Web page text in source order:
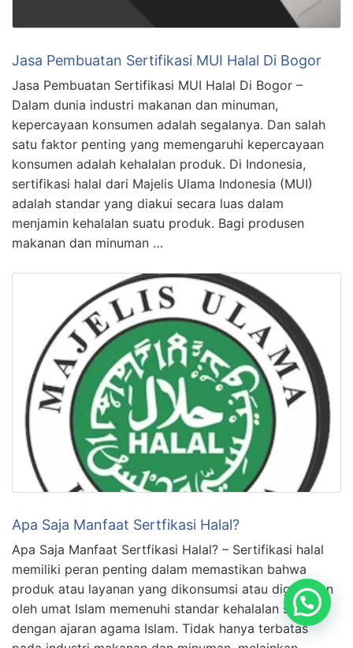
Jasa Pembuatan Sertifikasi MUI Halal Di Bogor
Jasa Pembuatan Sertifikasi MUI Halal Di Bogor –
Dalam dunia industri makanan dan minuman,
kepercayaan konsumen adalah segalanya. Dan salah
satu faktor penting yang memengaruhi kepercayaan
konsumen adalah kehalalan produk. Di Indonesia,
sertifikasi halal dari Majelis Ulama Indonesia (MUI)
adalah standar yang diakui secara luas dalam
menjamin kehalalan suatu produk. Bagi produsen
makanan dan minuman …
Apa Saja Manfaat Sertfikasi Halal?
Apa Saja Manfaat Sertfikasi Halal? – Sertifikasi halal
memiliki peran penting dalam memastikan bahwa
produk atau layanan yang dikonsumsi atau digunakan
oleh umat Islam memenuhi standar kehalalan sesuai
dengan ajaran agama Islam. Tidak hanya terbatas